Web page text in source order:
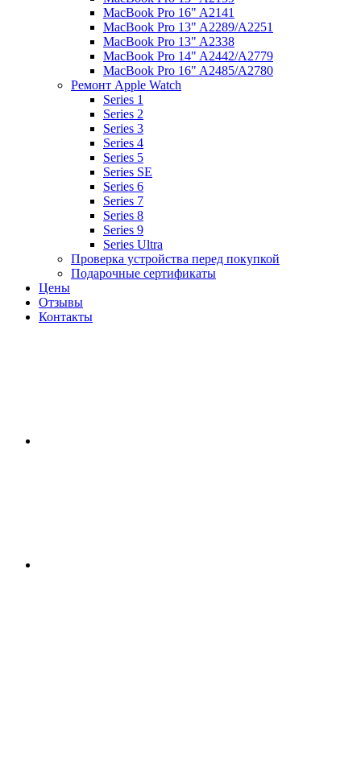
MacBook Pro 16" A2141
MacBook Pro 13" A2289/A2251
MacBook Pro 13" A2338
MacBook Pro 14" A2442/A2779
MacBook Pro 16" A2485/A2780
Ремонт Apple Watch
Series 1
Series 2
Series 3
Series 4
Series 5
Series SE
Series 6
Series 7
Series 8
Series 9
Series Ultra
Проверка устройства перед покупкой
Подарочные сертификаты
Цены
Отзывы
Контакты